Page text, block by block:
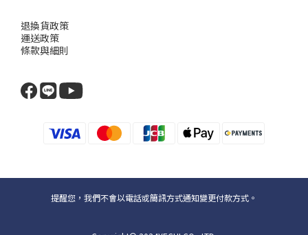
退換貨政策
運送政策
條款與細則
提醒您，我們不會以電話或簡訊方式通知變更付款方式。